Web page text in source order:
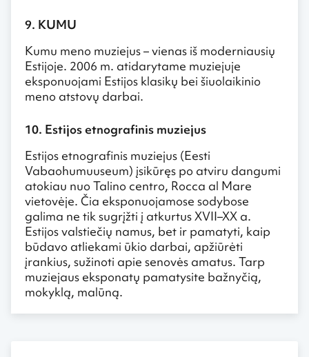
9. KUMU
Kumu meno muziejus – vienas iš moderniausių
Estijoje. 2006 m. atidarytame muziejuje
eksponuojami Estijos klasikų bei šiuolaikinio
meno atstovų darbai.
10. Estijos etnografinis muziejus
Estijos etnografinis muziejus (Eesti
Vabaohumuuseum) įsikūręs po atviru dangumi
atokiau nuo Talino centro, Rocca al Mare
vietovėje. Čia eksponuojamose sodybose
galima ne tik sugrįžti į atkurtus XVII–XX a.
Estijos valstiečių namus, bet ir pamatyti, kaip
būdavo atliekami ūkio darbai, apžiūrėti
įrankius, sužinoti apie senovės amatus. Tarp
muziejaus eksponatų pamatysite bažnyčią,
mokyklą, malūną.